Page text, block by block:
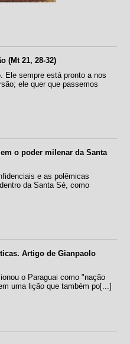
(Mt 21, 28-32)
Ele sempre está pronto a nos
ele quer que passemos
o poder milenar da Santa
e as polêmicas
da Santa Sé, como
Artigo de Gianpaolo
o Paraguai como "nação
uma lição que também po[...]